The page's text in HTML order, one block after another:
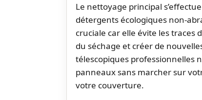
Le nettoyage principal
détergents écologiques non-
cruciale car elle évite les traces
du séchage et créer de
télescopiques professionnelles
panneaux sans marcher sur
votre couverture.